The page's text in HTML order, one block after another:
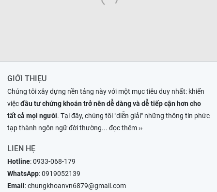
GIỚI THIỆU
Chúng tôi xây dựng nền tảng này với một mục tiêu duy nhất: khiến
việcđầu tư chứng khoán trở nên dễ dàng và dễ tiếp cận hơn cho
tất cả mọi người. Tại đây, chúng tôi "diễn giải" những thông tin phức
tạp thành ngôn ngữ đời thường... đọc thêm ››
LIÊN HỆ
Hotline:0933-068-179
WhatsApp:0919052139
Email :chungkhoanvn6879@gmail.com